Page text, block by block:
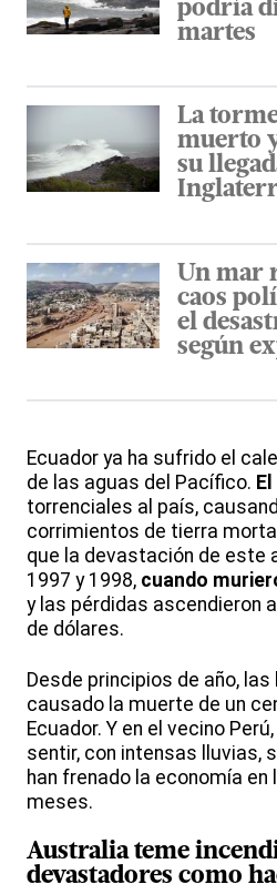
podría
martes
La
muerto
su
Un mar
caos
el
según
Ecuador ya ha sufrido el
de las aguas del Pacífico.
torrenciales al país,
corrimientos de tierra
que la devastación de este
1997 y 1998, cuando
y las pérdidas ascendieron
de dólares.
Desde principios de año, las
causado la muerte de un
Ecuador. Y en el vecino Perú,
sentir, con intensas lluvias,
han frenado la economía
meses.
Australia teme
devastadores como